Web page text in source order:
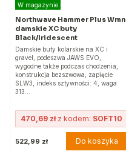
W magazynie
Northwave Hammer Plus Wmn
damskie XC buty
Black/Iridescent
Damskie buty kolarskie na XC i
gravel, podeszwa JAWS EVO,
wygodne także podczas chodzenia,
konstrukcja bezszwowa, zapięcie
SLW3, indeks sztywności: 4, waga
313…
470,69 złz kodem: SOFT10
522,99 zł Do koszyka